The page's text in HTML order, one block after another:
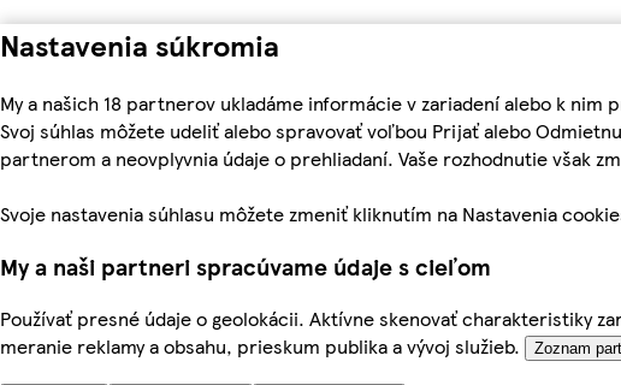
Nastavenia súkromia
My a našich 18 partnerov ukladáme informácie v zariadení alebo k
Svoj súhlas môžete udeliť alebo spravovať voľbou Prijať alebo
partnerom a neovplyvnia údaje o prehliadaní. Vaše rozhodnutie však
Svoje nastavenia súhlasu môžete zmeniť kliknutím na Nastavenia
My a naši partneri spracúvame údaje s cieľom
Používať presné údaje o geolokácii. Aktívne skenovať charakteristiky
meranie reklamy a obsahu, prieskum publika a vývoj služieb.
Zoznam